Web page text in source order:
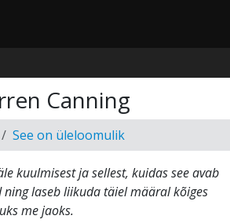
Canning
See on üleloomulik
kuulmisest ja sellest, kuidas see avab
laseb liikuda täiel määral kõiges
me jaoks.